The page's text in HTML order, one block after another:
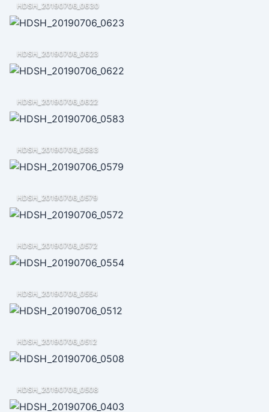
HDSH_20190706_0630
HDSH_20190706_0623
HDSH_20190706_0622
HDSH_20190706_0583
HDSH_20190706_0579
HDSH_20190706_0572
HDSH_20190706_0554
HDSH_20190706_0512
HDSH_20190706_0508